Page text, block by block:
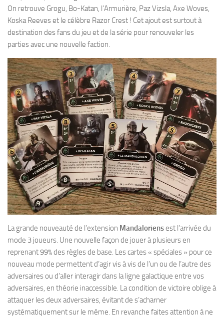
On retrouve Grogu, Bo-Katan, l’Armurière, Paz Vizsla, Axe Woves,
Koska Reeves et le célèbre Razor Crest ! Cet ajout est surtout à
destination des fans du jeu et de la série pour renouveler les
parties avec une nouvelle faction.
La grande nouveauté de l’extension Mandaloriensest l’arrivée du
mode 3 joueurs. Une nouvelle façon de jouer à plusieurs en
reprenant 99% des règles de base. Les cartes « spéciales » pour ce
nouveau mode permettent d’agir vis à vis de l’un ou de l’autre des
adversaires ou d’aller interagir dans la ligne galactique entre vos
adversaires, en théorie inaccessible. La condition de victoire oblige à
attaquer les deux adversaires, évitant de s’acharner
systématiquement sur le même. En revanche faites attention à ne